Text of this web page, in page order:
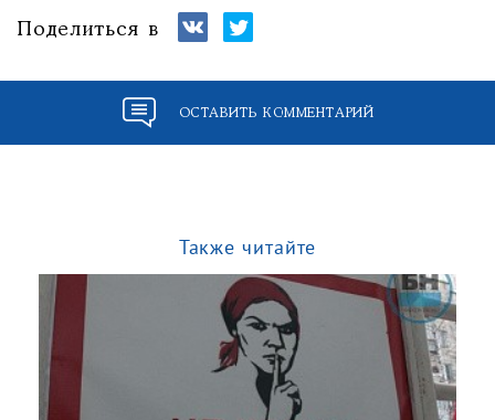
Поделиться в
ОСТАВИТЬ КОММЕНТАРИЙ
Также читайте